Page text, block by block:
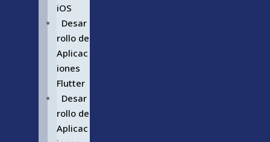
iOS
Desar
rollo de
Aplicac
iones
Flutter
Desar
rollo de
Aplicac